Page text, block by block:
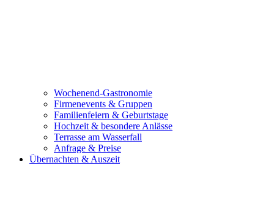
Wochenend-Gastronomie
Firmenevents & Gruppen
Familienfeiern & Geburtstage
Hochzeit & besondere Anlässe
Terrasse am Wasserfall
Anfrage & Preise
Übernachten & Auszeit